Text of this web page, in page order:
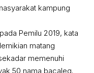
kampung
Pemilu 2019, kata
matang
memenuhi
50 nama bacaleg.